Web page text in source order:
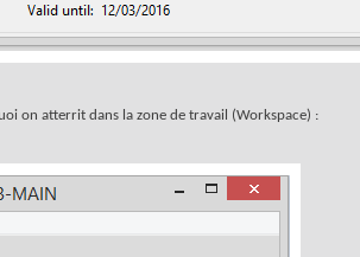
on atterrit dans la zone de travail (Workspace) :